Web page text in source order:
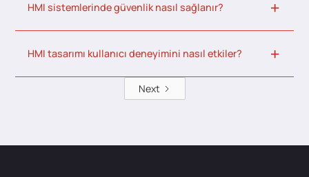
HMI sistemlerinde güvenlik nasıl sağlanır?
HMI tasarımı kullanıcı deneyimini nasıl etkiler?
Next